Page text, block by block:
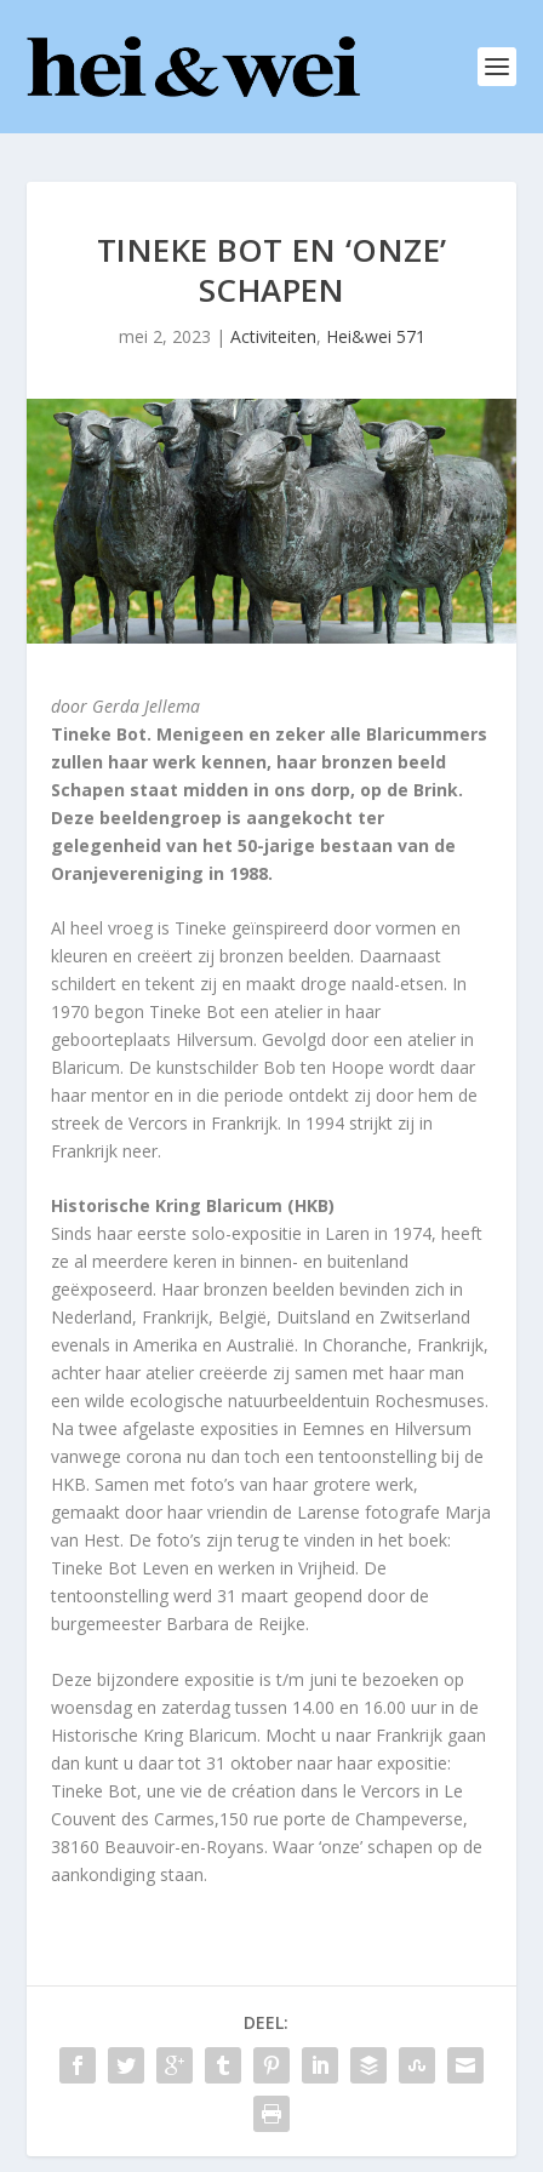
TINEKE BOT EN ‘ONZE’
SCHAPEN
mei 2, 2023 | Activiteiten, Hei&wei 571
door Gerda Jellema
Tineke Bot. Menigeen en zeker alle Blaricummers
zullen haar werk kennen, haar bronzen beeld
Schapen staat midden in ons dorp, op de Brink.
Deze beeldengroep is aangekocht ter
gelegenheid van het 50-jarige bestaan van de
Oranjevereniging in 1988.
Al heel vroeg is Tineke geïnspireerd door vormen en
kleuren en creëert zij bronzen beelden. Daarnaast
schildert en tekent zij en maakt droge naald-etsen. In
1970 begon Tineke Bot een atelier in haar
geboorteplaats Hilversum. Gevolgd door een atelier in
Blaricum. De kunstschilder Bob ten Hoope wordt daar
haar mentor en in die periode ontdekt zij door hem de
streek de Vercors in Frankrijk. In 1994 strijkt zij in
Frankrijk neer.
Historische Kring Blaricum (HKB)
Sinds haar eerste solo-expositie in Laren in 1974, heeft
ze al meerdere keren in binnen- en buitenland
geëxposeerd. Haar bronzen beelden bevinden zich in
Nederland, Frankrijk, België, Duitsland en Zwitserland
evenals in Amerika en Australië. In Choranche, Frankrijk,
achter haar atelier creëerde zij samen met haar man
een wilde ecologische natuurbeeldentuin Rochesmuses.
Na twee afgelaste exposities in Eemnes en Hilversum
vanwege corona nu dan toch een tentoonstelling bij de
HKB. Samen met foto’s van haar grotere werk,
gemaakt door haar vriendin de Larense fotografe Marja
van Hest. De foto’s zijn terug te vinden in het boek:
Tineke Bot Leven en werken in Vrijheid. De
tentoonstelling werd 31 maart geopend door de
burgemeester Barbara de Reijke.
Deze bijzondere expositie is t/m juni te bezoeken op
woensdag en zaterdag tussen 14.00 en 16.00 uur in de
Historische Kring Blaricum. Mocht u naar Frankrijk gaan
dan kunt u daar tot 31 oktober naar haar expositie:
Tineke Bot, une vie de création dans le Vercors in Le
Couvent des Carmes,150 rue porte de Champeverse,
38160 Beauvoir-en-Royans. Waar ‘onze’ schapen op de
aankondiging staan.
DEEL: